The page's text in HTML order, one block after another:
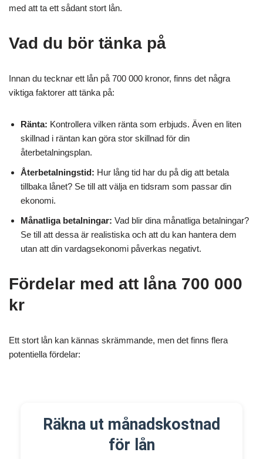
med att ta ett sådant stort lån.
Vad du bör tänka på
Innan du tecknar ett lån på 700 000 kronor, finns det några
viktiga faktorer att tänka på:
Ränta: Kontrollera vilken ränta som erbjuds. Även en liten
skillnad i räntan kan göra stor skillnad för din
återbetalningsplan.
Återbetalningstid: Hur lång tid har du på dig att betala
tillbaka lånet? Se till att välja en tidsram som passar din
ekonomi.
Månatliga betalningar: Vad blir dina månatliga betalningar?
Se till att dessa är realistiska och att du kan hantera dem
utan att din vardagsekonomi påverkas negativt.
Fördelar med att låna 700 000
kr
Ett stort lån kan kännas skrämmande, men det finns flera
potentiella fördelar:
Räkna ut månadskostnad
för lån